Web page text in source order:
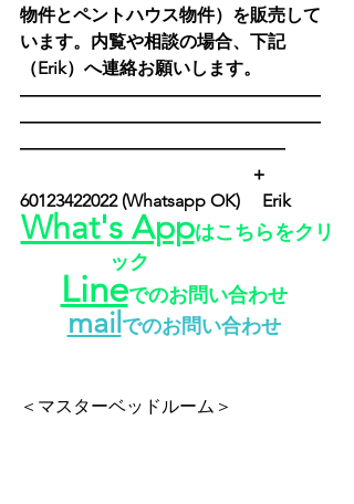
物件とペントハウス物件）を販売して
います。内覧や相談の場合、下記
（Erik）へ連絡お願いします。
―――――――――――――――――
―――――――――――――――――
―――――――――――――――
＋
60123422022 (Whatsapp OK) 　Erik
What's Appはこちらをクリ
ック
Lineでのお問い合わせ
mail でのお問い合わせ
＜マスターベッドルーム＞